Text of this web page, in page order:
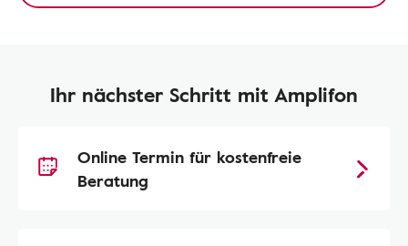
Ihr nächster Schritt mit Amplifon
Online Termin für kostenfreie
Beratung